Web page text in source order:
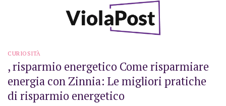
CURIOSITÀ
, risparmio energetico Come risparmiare
energia con Zinnia: Le migliori pratiche
di risparmio energetico